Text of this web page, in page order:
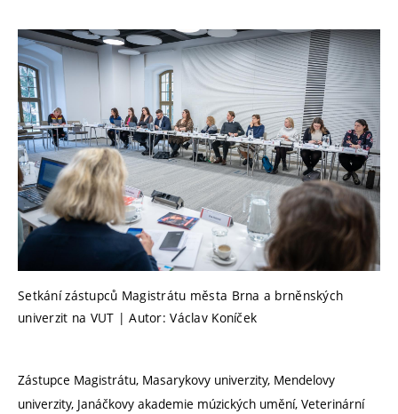
Setkání zástupců Magistrátu města Brna a brněnských
univerzit na VUT | Autor: Václav Koníček
Zástupce Magistrátu, Masarykovy univerzity, Mendelovy
univerzity, Janáčkovy akademie múzických umění, Veterinární